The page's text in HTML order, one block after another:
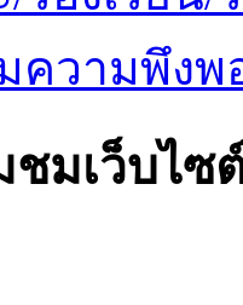
ความพึงพ
ชมเว็บไซ